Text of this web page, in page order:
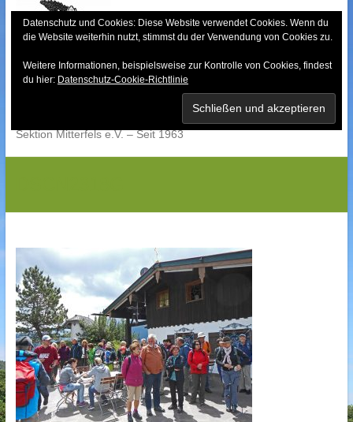
content
Bayerischer Wald-
Sektion Mitterfels e.V. – Seit 1963
Datenschutz und Cookies: Diese Website verwendet Cookies. Wenn du
die Website weiterhin nutzt, stimmst du der Verwendung von Cookies zu.
Weitere Informationen, beispielsweise zur Kontrolle von Cookies, findest
du hier: Datenschutz-Cookie-Richtlinie